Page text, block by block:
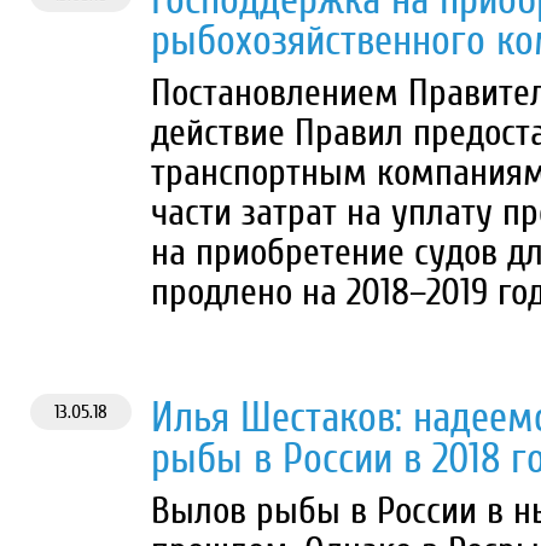
рыбохозяйственного
Постановлением
действие Правил
транспортным
части затрат на уплату
на приобретение судов
продлено на 2018–2019
13.05.18
Илья Шестаков:
рыбы в России в 2018
Вылов рыбы в России в